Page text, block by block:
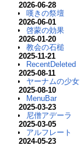
2026-06-28
嘆きの祭壇
2026-06-01
啓蒙の効果
2026-01-20
教会の石槌
2025-11-21
RecentDeleted
2025-08-11
ヤーナムの少女
2025-08-10
MenuBar
2025-03-23
尼僧アデーラ
2025-03-05
アルフレート
2024-05-23